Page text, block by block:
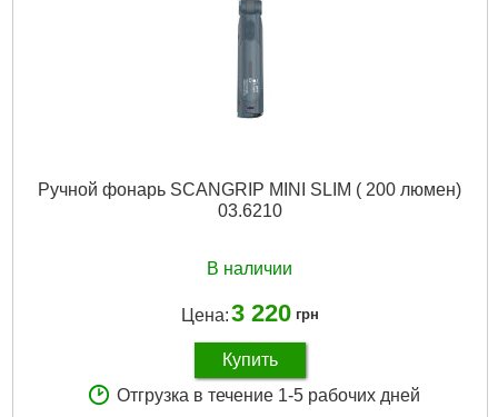
Ручной фонарь SCANGRIP MINI SLIM ( 200 люмен)
03.6210
В наличии
Цена:3 220 грн
Купить
Отгрузка в течение 1-5 рабочих дней